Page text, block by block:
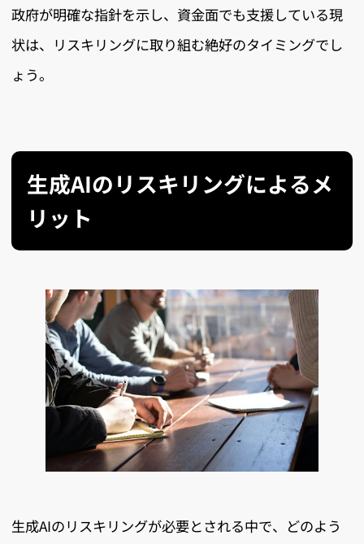
政府が明確な指針を示し、資金面でも支援している現
状は、リスキリングに取り組む絶好のタイミングでし
ょう。
生成AIのリスキリングによるメ
リット
生成AIのリスキリングが必要とされる中で、どのよう